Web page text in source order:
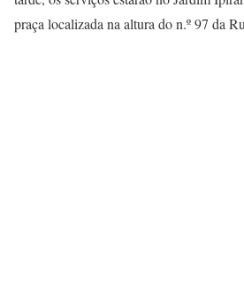
praça localizada na altura do n.º 97 da